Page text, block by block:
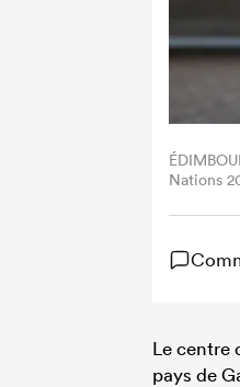
Nations
Le centre
pays de